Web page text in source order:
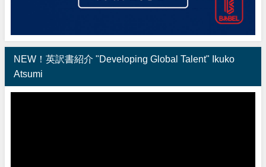
NEW！英訳書紹介 "Developing Global Talent" Ikuko
Atsumi